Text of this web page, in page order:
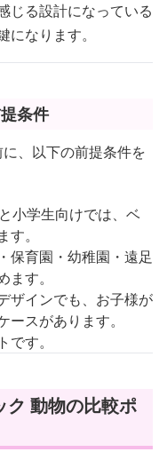
じる設計になっている
なります。
条件
、以下の前提条件を
小学生向けでは、ベ
。
保育園・幼稚園・遠足
す。
ザインでも、お子様が
スがあります。
です。
ク 動物の比較ポ